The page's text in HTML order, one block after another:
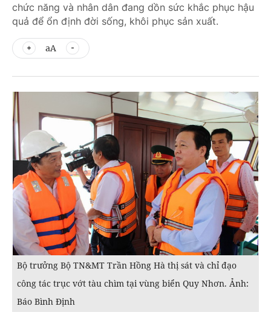
chức năng và nhân dân đang dồn sức khắc phục hậu
quả để ổn định đời sống, khôi phục sản xuất.
aA
Bộ trưởng Bộ TN&MT Trần Hồng Hà thị sát và chỉ đạo
công tác trục vớt tàu chìm tại vùng biển Quy Nhơn. Ảnh:
Báo Bình Định